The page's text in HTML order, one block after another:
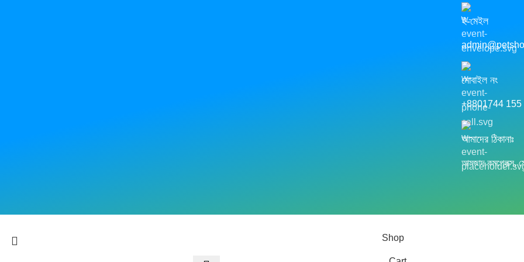
ই-মেইল
মোবাইল নং
+8801744 155
আমাদের ঠিকানাঃ
আমজাদ কমপ্লেক্স,
Shop